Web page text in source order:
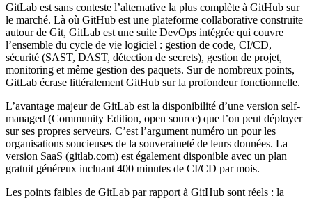
GitLab est sans conteste l’alternative la plus complète à GitHub sur
le marché. Là où GitHub est une plateforme collaborative construite
autour de Git, GitLab est une suite DevOps intégrée qui couvre
l’ensemble du cycle de vie logiciel : gestion de code, CI/CD,
sécurité (SAST, DAST, détection de secrets), gestion de projet,
monitoring et même gestion des paquets. Sur de nombreux points,
GitLab écrase littéralement GitHub sur la profondeur fonctionnelle.
L’avantage majeur de GitLab est la disponibilité d’une version self-
managed (Community Edition, open source) que l’on peut déployer
sur ses propres serveurs. C’est l’argument numéro un pour les
organisations soucieuses de la souveraineté de leurs données. La
version SaaS (gitlab.com) est également disponible avec un plan
gratuit généreux incluant 400 minutes de CI/CD par mois.
Les points faibles de GitLab par rapport à GitHub sont réels : la